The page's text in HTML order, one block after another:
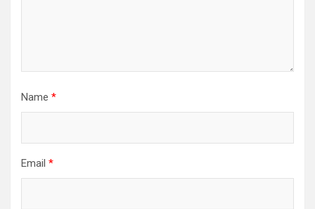
Name *
Email *